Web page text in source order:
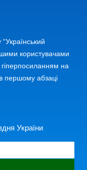
користувачами
на
першому абзаці
України